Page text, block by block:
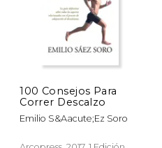
50%
dcto.
100 Consejos Para
Correr Descalzo
Emilio S&Aacute;Ez Soro